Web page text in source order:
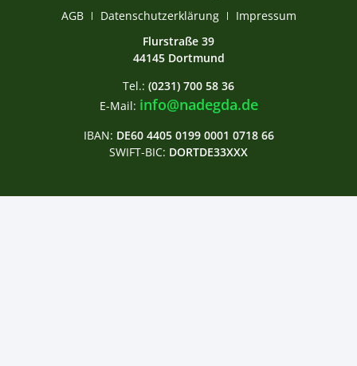
АGB
Datenschutzerklärung
Impressum
Flurstraße 39
44145 Dortmund
Tel.: (0231) 700 58 36
E-Mail: info@nadegda.de
IBAN: DE60 4405 0199 0001 0718 66
SWIFT-BIC: DORTDE33XXX